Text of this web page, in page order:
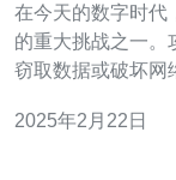
在今天的数字时代
的重大挑战之一。
窃取数据或破坏网
要任务。而台湾高
2025年2月22日